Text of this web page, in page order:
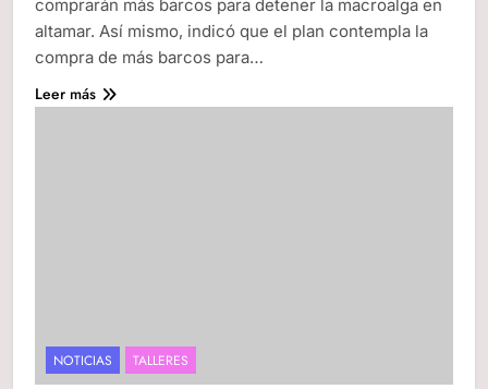
comprarán más barcos para detener la macroalga en
altamar. Así mismo, indicó que el plan contempla la
compra de más barcos para…
Leer más
NOTICIAS TALLERES